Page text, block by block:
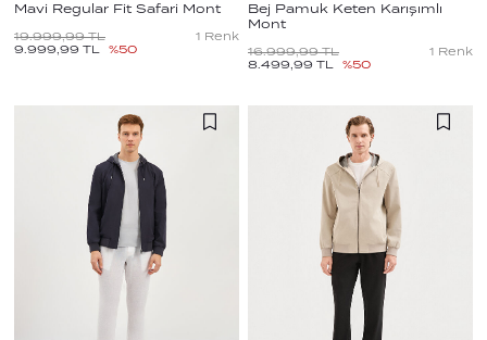
Mavi Regular Fit Safari Mont
19.999,99 TL
9.999,99 TL %50
1 Renk
Bej Pamuk Keten Karışımlı
Mont
16.999,99 TL
8.499,99 TL %50
1 Renk